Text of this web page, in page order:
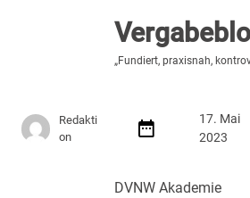
„Fundiert, praxisnah,
„Hier lesen Sie es zuerst“
Redakti
on
17. Mai
2023
DVNW Akademie